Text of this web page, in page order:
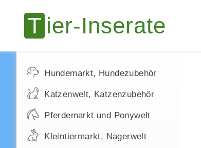
Hundemarkt, Hundezubehör
Katzenwelt, Katzenzubehör
Pferdemarkt und Ponywelt
Kleintiermarkt, Nagerwelt